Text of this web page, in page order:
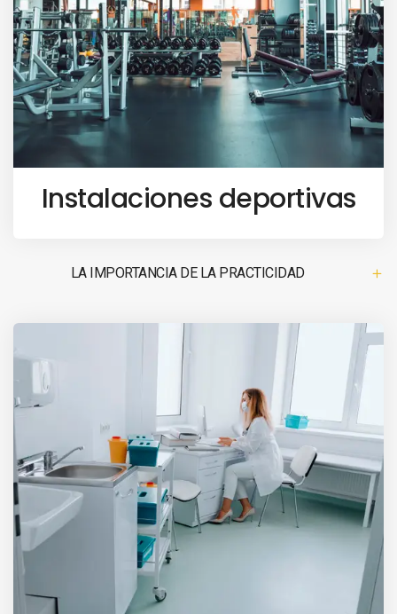
Instalaciones deportivas
LA IMPORTANCIA DE LA PRACTICIDAD